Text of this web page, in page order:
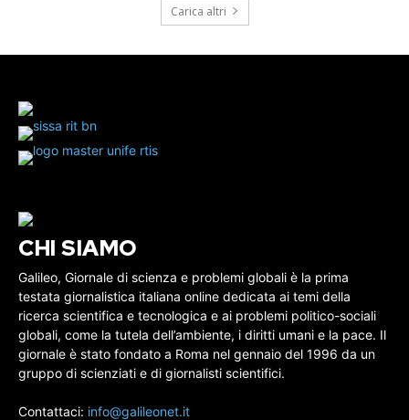
Carica altri
CHI SIAMO
Galileo, Giornale di scienza e problemi globali è la prima
testata giornalistica italiana online dedicata ai temi della
ricerca scientifica e tecnologica e ai problemi politico-sociali
globali, come la tutela dell’ambiente, i diritti umani e la pace. Il
giornale è stato fondato a Roma nel gennaio del 1996 da un
gruppo di scienziati e di giornalisti scientifici.
Contattaci: info@galileonet.it